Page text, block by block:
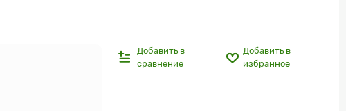
Добавить в
сравнение
Добавить в
избранное